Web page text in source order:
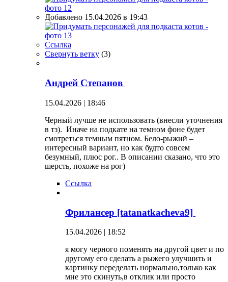
Добавлено 15.04.2026 в 19:43
Ссылка
Свернуть ветку (3)
Андрей Степанов
15.04.2026 | 18:46
Черный лучше не использовать (внесли уточнения
в тз). Иначе на подкате на темном фоне будет
смотреться темным пятном. Бело-рыжий –
интересный вариант, но как будто совсем
безумный, плюс рог.. В описании сказано, что это
шерсть, похоже на рог)
Ссылка
Фрилансер [tatanatkacheva9]
15.04.2026 | 18:52
я могу черного поменять на другой цвет и по
другому его сделать а рыжего улучшить и
картинку переделать нормально,только как
мне это скинуть,в отклик или просто